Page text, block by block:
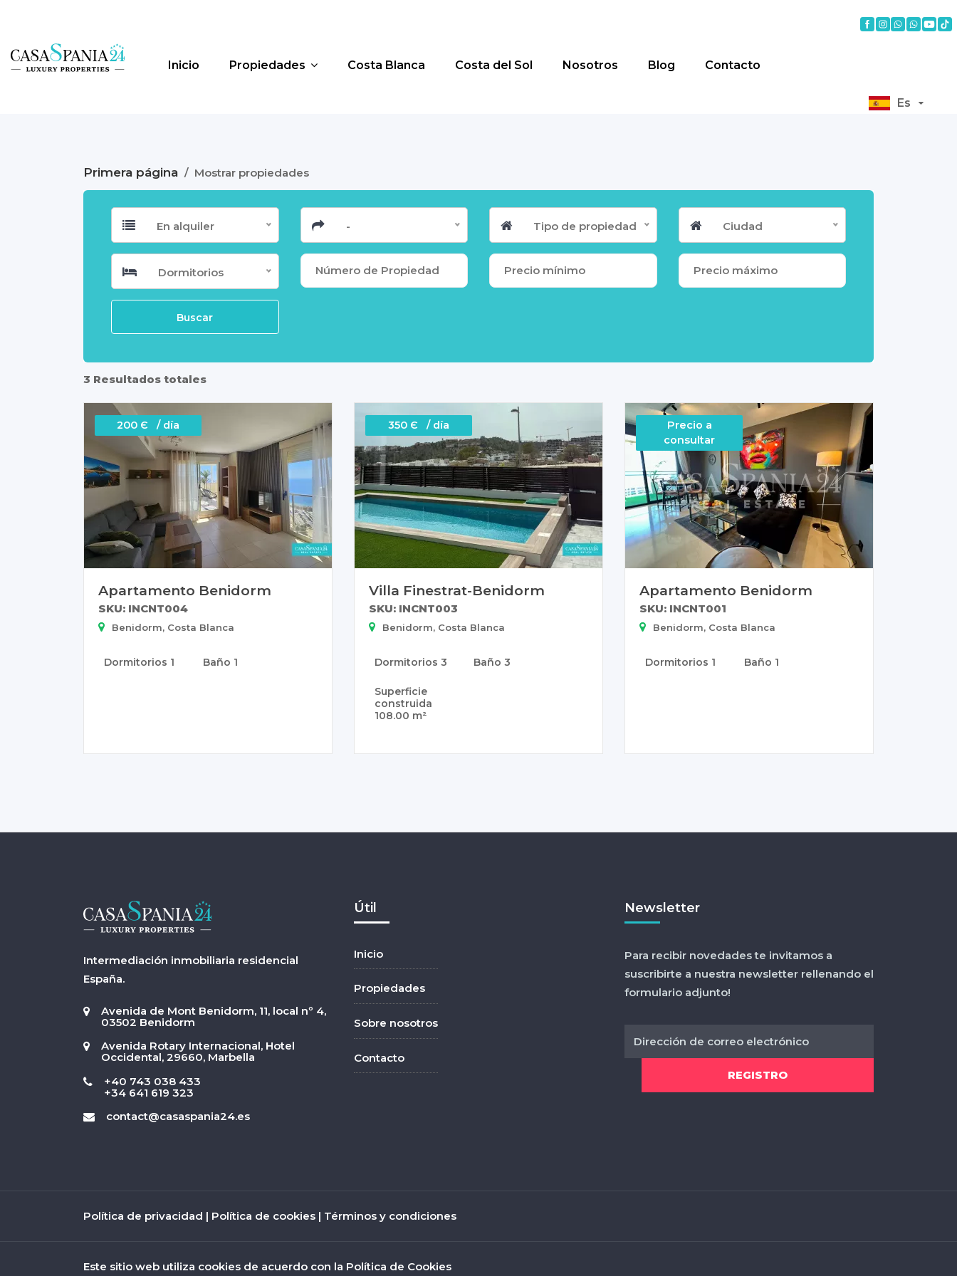
Inicio Propiedades Costa Blanca Costa del Sol Nosotros Blog Contacto
Es
Primera página / Mostrar propiedades
En alquiler - Tipo de propiedad Ciudad
Dormitorios
Buscar
3 Resultados totales
200 Є / día
Apartamento Benidorm
SKU: INCNT004
Benidorm, Costa Blanca
Dormitorios 1 Baño 1
350 Є / día
Villa Finestrat-Benidorm
SKU: INCNT003
Benidorm, Costa Blanca
Dormitorios 3 Baño 3
Superficie
construida
108.00 m²
Precio a
consultar
Apartamento Benidorm
SKU: INCNT001
Benidorm, Costa Blanca
Dormitorios 1 Baño 1
Intermediación inmobiliaria residencial
España.
Avenida de Mont Benidorm, 11, local nº 4,
03502 Benidorm
Avenida Rotary Internacional, Hotel
Occidental, 29660, Marbella
+40 743 038 433
+34 641 619 323
contact@casaspania24.es
Útil
Inicio
Propiedades
Sobre nosotros
Contacto
Newsletter
Para recibir novedades te invitamos a
suscribirte a nuestra newsletter rellenando el
formulario adjunto!
Política de privacidad | Política de cookies | Términos y condiciones
Este sitio web utiliza cookies de acuerdo con la Política de Cookies